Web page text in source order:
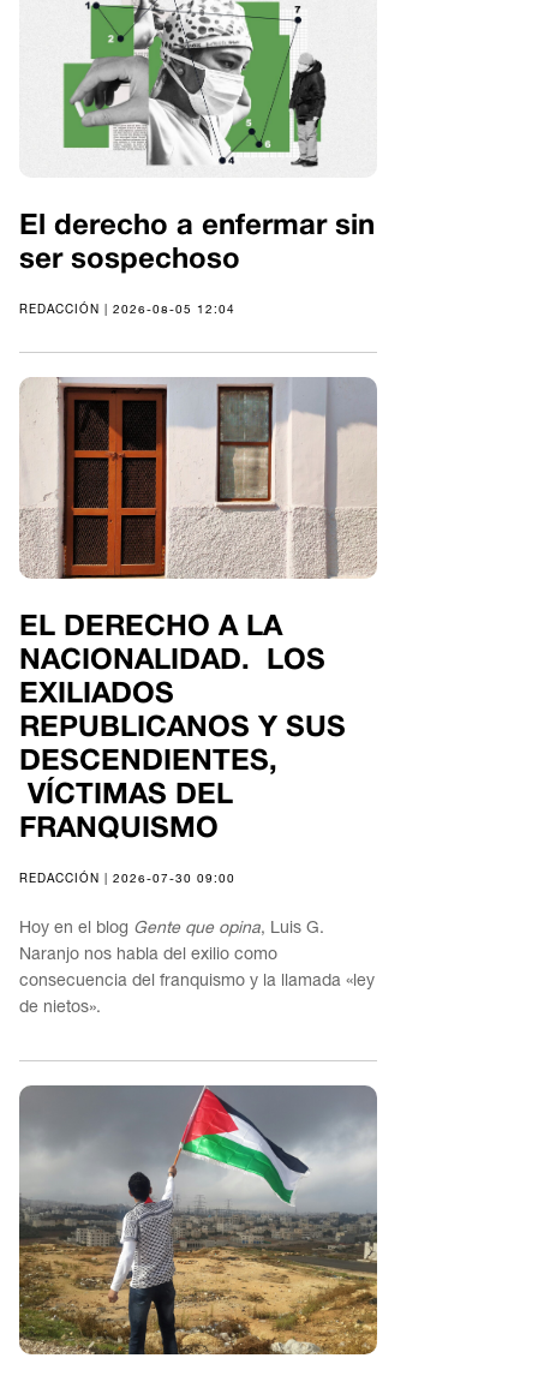
El derecho a enfermar sin
ser sospechoso
REDACCIÓN | 2026-08-05 12:04
EL DERECHO A LA
NACIONALIDAD. LOS
EXILIADOS
REPUBLICANOS Y SUS
DESCENDIENTES,
VÍCTIMAS DEL
FRANQUISMO
REDACCIÓN | 2026-07-30 09:00
Hoy en el blog Gente que opina, Luis G.
Naranjo nos habla del exilio como
consecuencia del franquismo y la llamada «ley
de nietos».